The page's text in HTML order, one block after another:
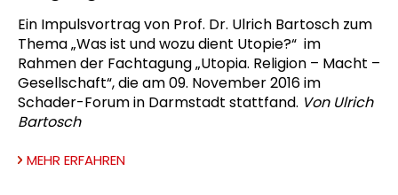
Ein Impulsvortrag von Prof. Dr. Ulrich Bartosch zum
Thema „Was ist und wozu dient Utopie?“ im
Rahmen der Fachtagung „Utopia. Religion – Macht –
Gesellschaft“, die am 09. November 2016 im
Schader-Forum in Darmstadt stattfand. Von Ulrich
Bartosch
MEHR ERFAHREN